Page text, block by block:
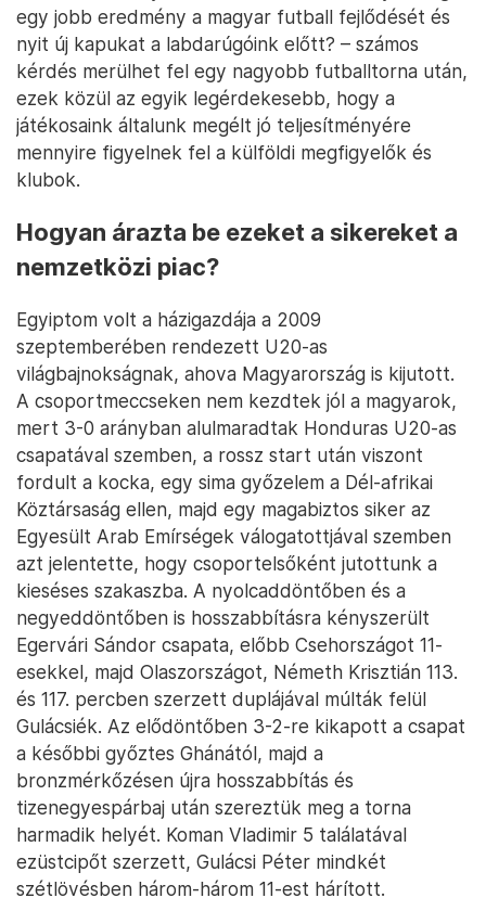
egy jobb eredmény a magyar futball fejlődését és
nyit új kapukat a labdarúgóink előtt? – számos
kérdés merülhet fel egy nagyobb futballtorna után,
ezek közül az egyik legérdekesebb, hogy a
játékosaink általunk megélt jó teljesítményére
mennyire figyelnek fel a külföldi megfigyelők és
klubok.
Hogyan árazta be ezeket a sikereket a
nemzetközi piac?
Egyiptom volt a házigazdája a 2009
szeptemberében rendezett U20-as
világbajnokságnak, ahova Magyarország is kijutott.
A csoportmeccseken nem kezdtek jól a magyarok,
mert 3-0 arányban alulmaradtak Honduras U20-as
csapatával szemben, a rossz start után viszont
fordult a kocka, egy sima győzelem a Dél-afrikai
Köztársaság ellen, majd egy magabiztos siker az
Egyesült Arab Emírségek válogatottjával szemben
azt jelentette, hogy csoportelsőként jutottunk a
kieséses szakaszba. A nyolcaddöntőben és a
negyeddöntőben is hosszabbításra kényszerült
Egervári Sándor csapata, előbb Csehországot 11-
esekkel, majd Olaszországot, Németh Krisztián 113.
és 117. percben szerzett duplájával múlták felül
Gulácsiék. Az elődöntőben 3-2-re kikapott a csapat
a későbbi győztes Ghánától, majd a
bronzmérkőzésen újra hosszabbítás és
tizenegyespárbaj után szereztük meg a torna
harmadik helyét. Koman Vladimir 5 találatával
ezüstcipőt szerzett, Gulácsi Péter mindkét
szétlövésben három-három 11-est hárított.